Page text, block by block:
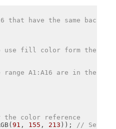
color reference
91 , 155 , 213 ));
// Set